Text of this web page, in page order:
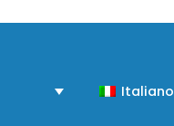
Italiano